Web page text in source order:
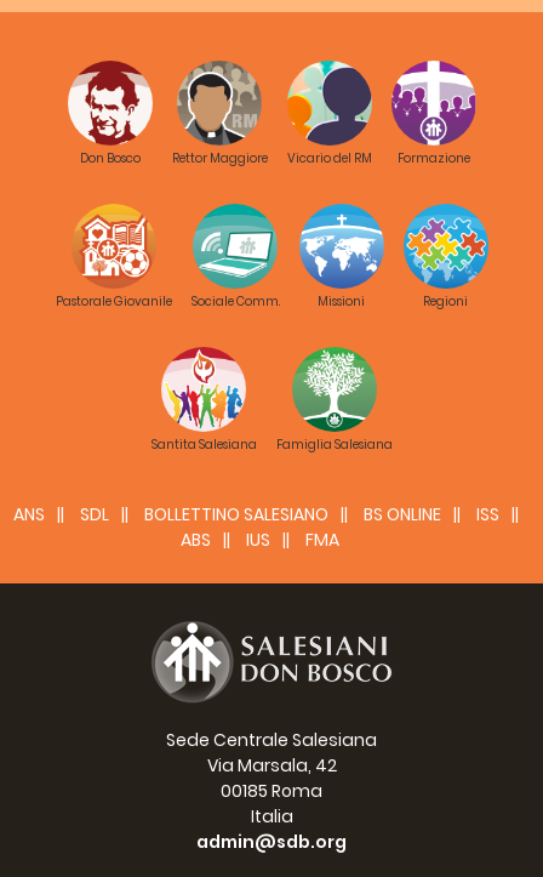
Don Bosco Rettor Maggiore Vicario del RM Formazione
Pastorale Giovanile Sociale Comm. Missioni Regioni
Santita Salesiana Famiglia Salesiana
ANS SDL BOLLETTINO SALESIANO BS ONLINE
ISS
ABS
IUS FMA
Sede Centrale Salesiana
Via Marsala, 42
00185 Roma
Italia
admin@sdb.org